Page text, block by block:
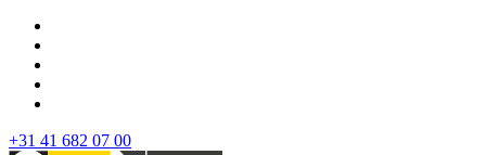
+31 41 682 07 00